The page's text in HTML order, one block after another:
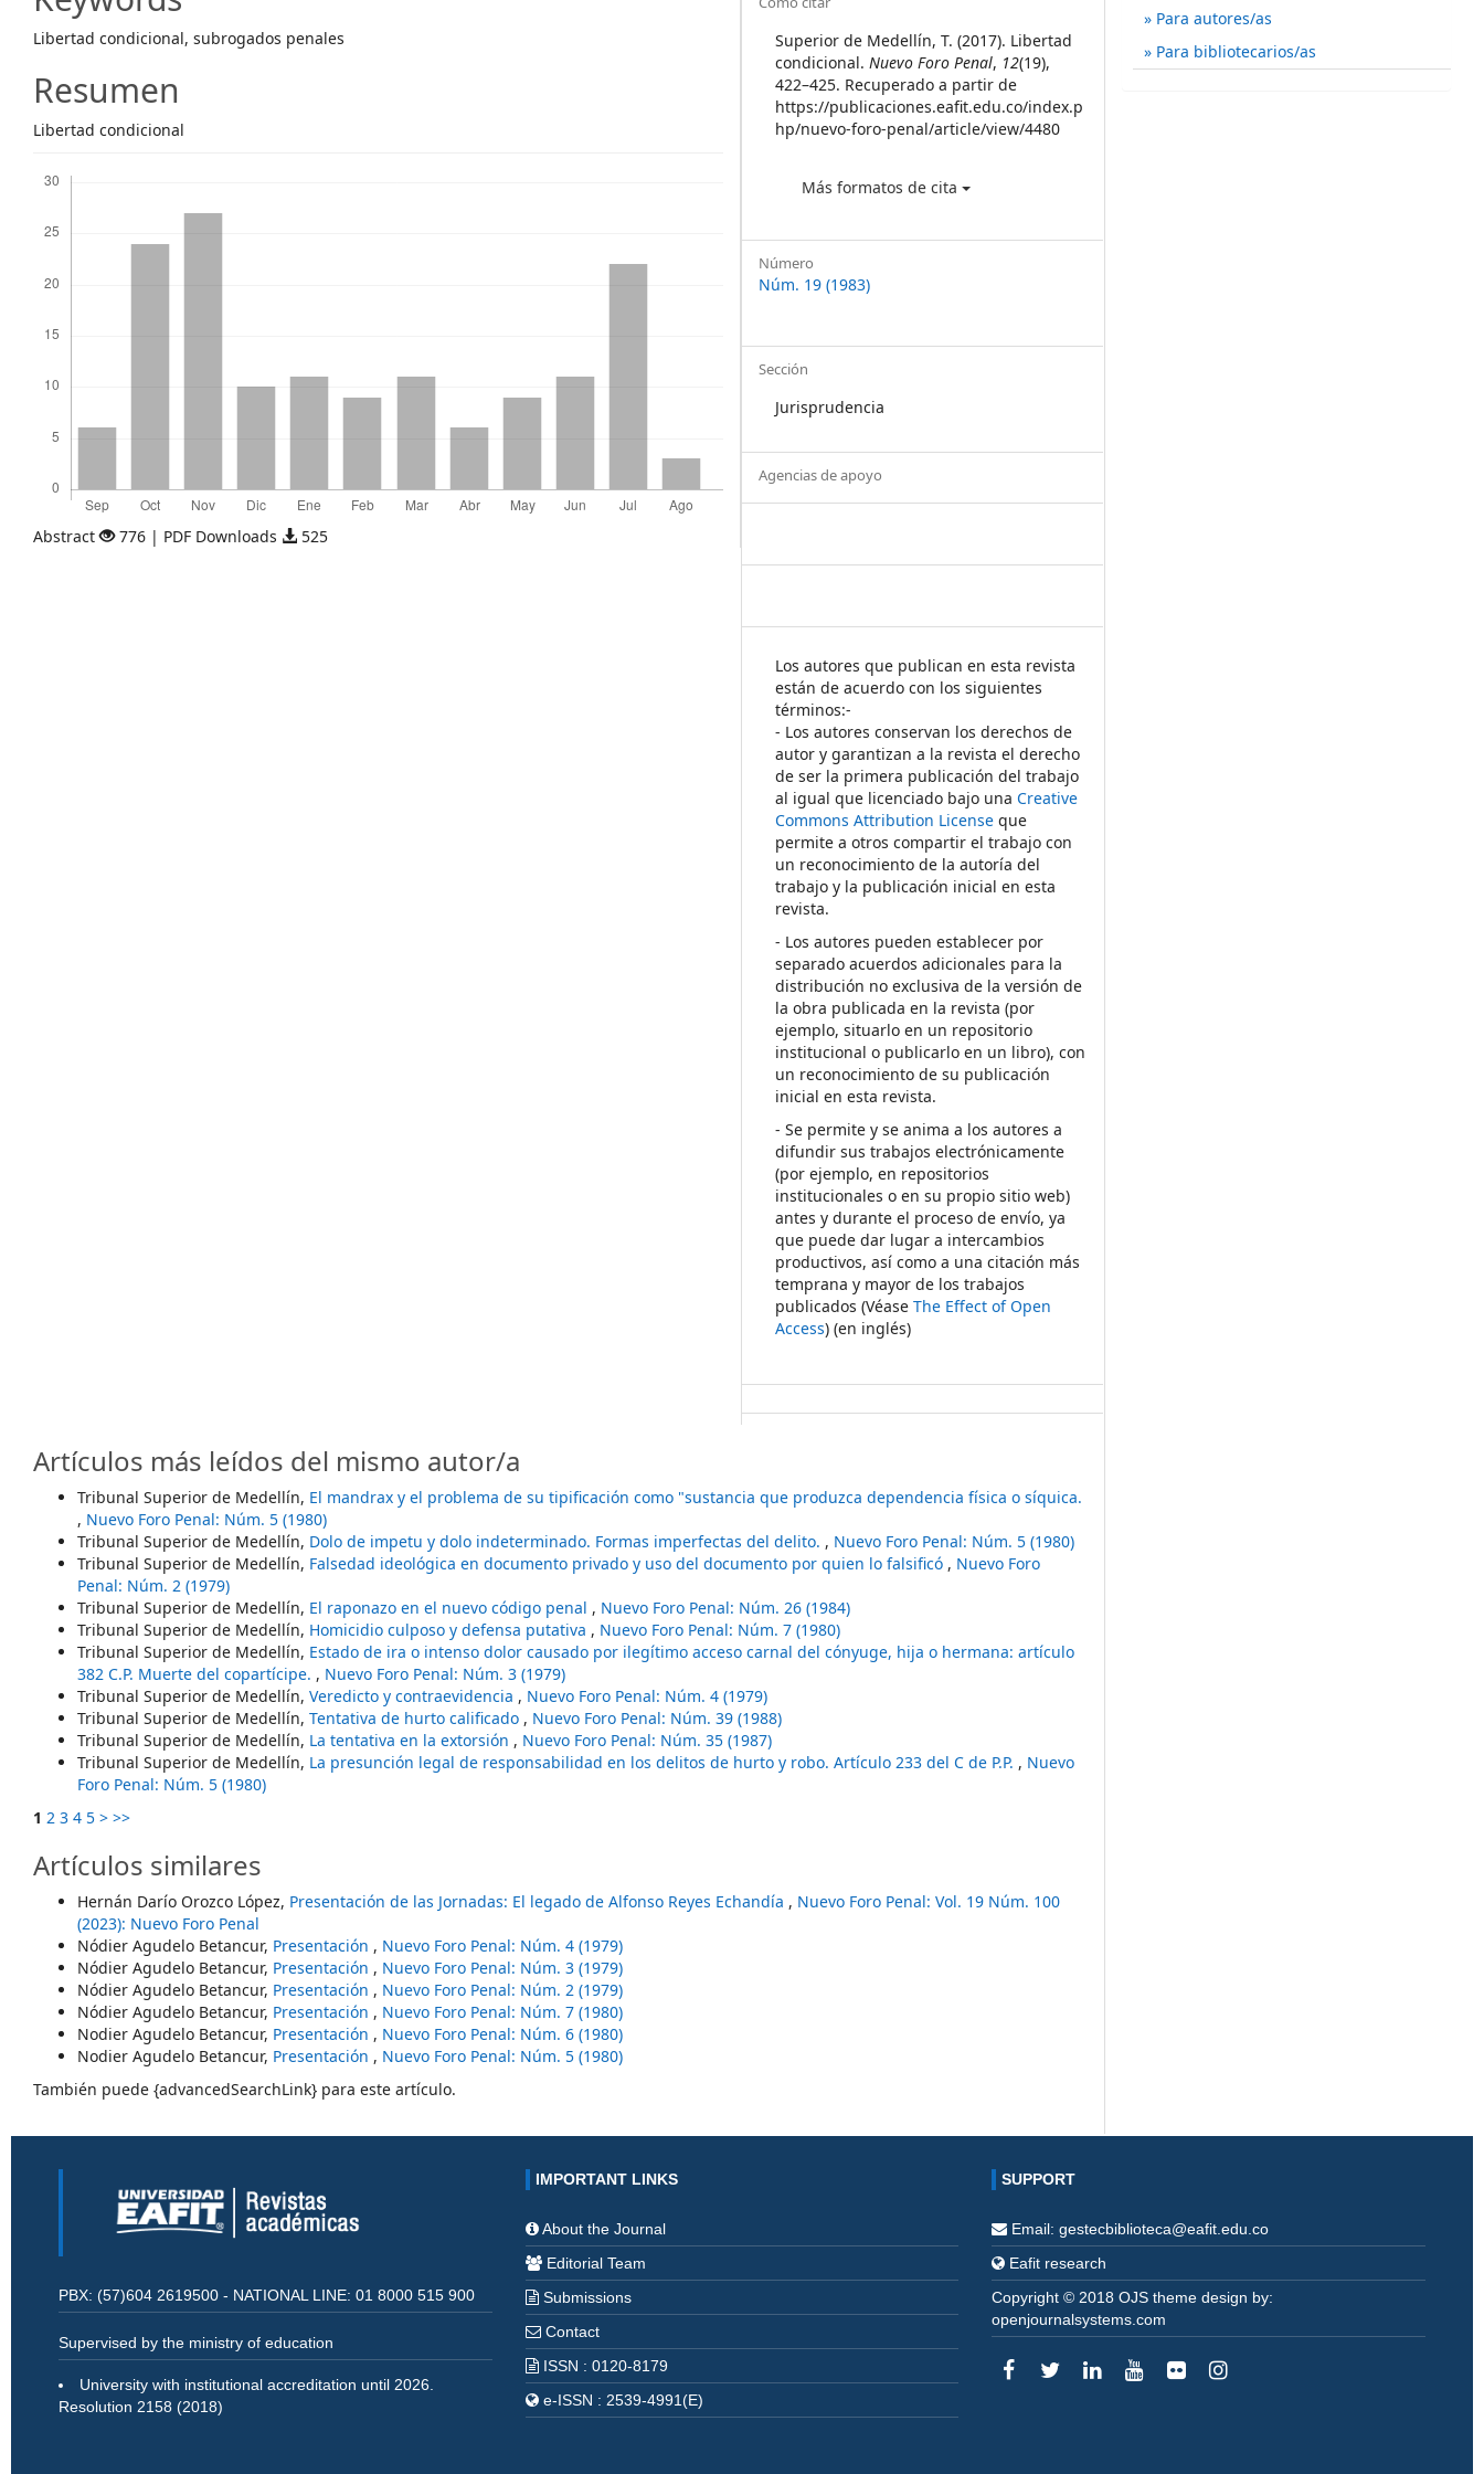
Content
Libertad condicional, subrogados penales
Resumen
Libertad condicional
Abstract 776 | PDF Downloads 525
Details
Superior de Medellín, T. (2017). Libertad
condicional.Nuevo Foro Penal, 12(19),
422–425. Recuperado a partir de
https://publicaciones.eafit.edu.co/index.p
hp/nuevo-foro-penal/article/view/4480
Más formatos de cita
Número
Núm. 19 (1983)
Sección
Jurisprudencia
Agencias de apoyo
Los autores que publican en esta revista
están de acuerdo con los siguientes
términos:-
- Los autores conservan los derechos de
autor y garantizan a la revista el derecho
de ser la primera publicación del trabajo
al igual que licenciado bajo unaCreative
Commons Attribution License que
permite a otros compartir el trabajo con
un reconocimiento de la autoría del
trabajo y la publicación inicial en esta
revista.
- Los autores pueden establecer por
separado acuerdos adicionales para la
distribución no exclusiva de la versión de
la obra publicada en la revista (por
ejemplo, situarlo en un repositorio
institucional o publicarlo en un libro), con
un reconocimiento de su publicación
inicial en esta revista.
- Se permite y se anima a los autores a
difundir sus trabajos electrónicamente
(por ejemplo, en repositorios
institucionales o en su propio sitio web)
antes y durante el proceso de envío, ya
que puede dar lugar a intercambios
productivos, así como a una citación más
temprana y mayor de los trabajos
publicados (VéaseThe Effect of Open
Access) (en inglés)
Artículos más leídos del mismo autor/a
Tribunal Superior de Medellín, El mandrax y el problema de su tipificación como "sustancia que produzca dependencia física o síquica.
, Nuevo Foro Penal: Núm. 5 (1980)
Tribunal Superior de Medellín, Dolo de impetu y dolo indeterminado. Formas imperfectas del delito. , Nuevo Foro Penal: Núm. 5 (1980)
Tribunal Superior de Medellín, Falsedad ideológica en documento privado y uso del documento por quien lo falsificó , Nuevo Foro
Penal: Núm. 2 (1979)
Tribunal Superior de Medellín, El raponazo en el nuevo código penal , Nuevo Foro Penal: Núm. 26 (1984)
Tribunal Superior de Medellín, Homicidio culposo y defensa putativa , Nuevo Foro Penal: Núm. 7 (1980)
Tribunal Superior de Medellín, Estado de ira o intenso dolor causado por ilegítimo acceso carnal del cónyuge, hija o hermana: artículo
382 C.P. Muerte del copartícipe. , Nuevo Foro Penal: Núm. 3 (1979)
Tribunal Superior de Medellín, Veredicto y contraevidencia , Nuevo Foro Penal: Núm. 4 (1979)
Tribunal Superior de Medellín, Tentativa de hurto calificado , Nuevo Foro Penal: Núm. 39 (1988)
Tribunal Superior de Medellín, La tentativa en la extorsión , Nuevo Foro Penal: Núm. 35 (1987)
Tribunal Superior de Medellín, La presunción legal de responsabilidad en los delitos de hurto y robo. Artículo 233 del C de P.P. , Nuevo
Foro Penal: Núm. 5 (1980)
1 2 3 4 5 > >>
Artículos similares
Hernán Darío Orozco López, Presentación de las Jornadas: El legado de Alfonso Reyes Echandía , Nuevo Foro Penal: Vol. 19 Núm. 100
(2023): Nuevo Foro Penal
Nódier Agudelo Betancur, Presentación , Nuevo Foro Penal: Núm. 4 (1979)
Nódier Agudelo Betancur, Presentación , Nuevo Foro Penal: Núm. 3 (1979)
Nódier Agudelo Betancur, Presentación , Nuevo Foro Penal: Núm. 2 (1979)
Nódier Agudelo Betancur, Presentación , Nuevo Foro Penal: Núm. 7 (1980)
Nodier Agudelo Betancur, Presentación , Nuevo Foro Penal: Núm. 6 (1980)
Nodier Agudelo Betancur, Presentación , Nuevo Foro Penal: Núm. 5 (1980)
También puede {advancedSearchLink} para este artículo.
Para autores/as
Para bibliotecarios/as
PBX: (57)604 2619500 - NATIONAL LINE: 01 8000 515 900
Supervised by the ministry of education
University with institutional accreditation until 2026.
Resolution 2158 (2018)
IMPORTANT LINKS
About the Journal
Editorial Team
Submissions
Contact
ISSN : 0120-8179
e-ISSN : 2539-4991(E)
SUPPORT
Email: gestecbiblioteca@eafit.edu.co
Eafit research
Copyright © 2018 OJS theme design by:
openjournalsystems.com